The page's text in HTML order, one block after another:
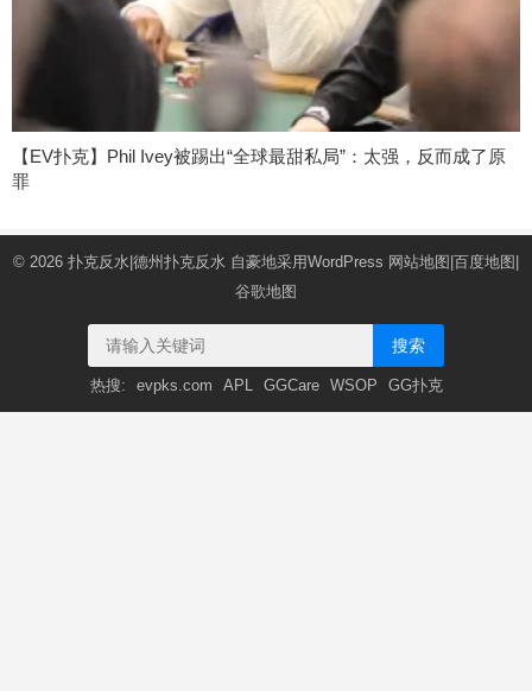
【EV扑克】Phil Ivey被踢出“全球最甜私局”：太强，反而成了原
罪
© 2026 扑克反水|德州扑克反水 自豪地采用WordPress 网站地图 百度地图
谷歌地图
搜索
热搜: evpks.com APL GGCare WSOP GG扑克